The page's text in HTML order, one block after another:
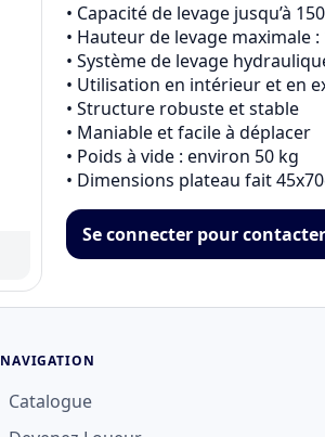
• Capacité de levage jusqu’à
• Hauteur de levage maximale :
• Système de levage
• Utilisation en intérieur et en
• Structure robuste et stable
• Maniable et facile à déplacer
• Poids à vide : environ 50 kg
• Dimensions plateau fait
Se connecter pour contacter
NAVIGATION
Catalogue